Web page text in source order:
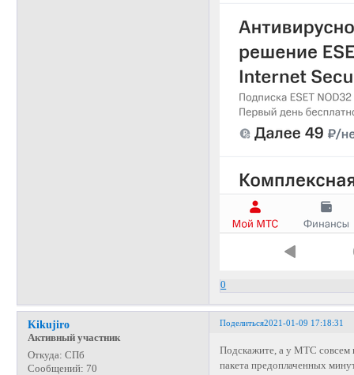
0
Поделиться2021-01-09 17:18:31
Kikujiro
Активный участник
Откуда: СПб
Сообщений: 70
Подскажите, а у МТС совсем
пакета предоплаченных